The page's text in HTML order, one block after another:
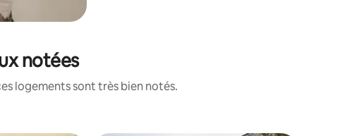
notées
logements sont très bien notés.